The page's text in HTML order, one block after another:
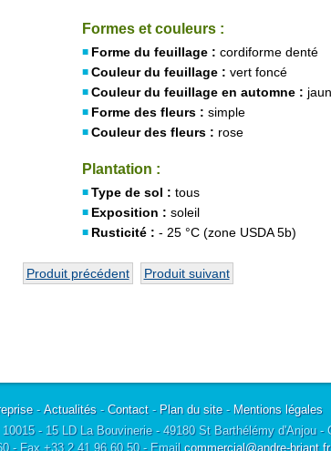
Formes et couleurs :
Forme du feuillage : cordiforme denté
Couleur du feuillage : vert foncé
Couleur du feuillage en automne :
Forme des fleurs : simple
Couleur des fleurs : rose
Plantation :
Type de sol : tous
Exposition : soleil
Rusticité : - 25 °C (zone USDA 5b)
Produit précédent Produit suivant
- Actualités- Contact- Plan du site- Mentions légales
- 15 LD La Bouvinerie - 49180 St Barthélémy d'Anjou -
- Fax +33 2 41 96 60 50 - Email commercial@andre-briant.fr